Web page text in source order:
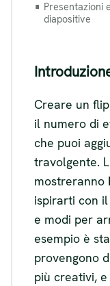
Presentazioni e
diapositive
Creare un
il numero di
che puoi
travolgente.
mostreranno
ispirarti con
e modi per
esempio è
provengono
più creativi,